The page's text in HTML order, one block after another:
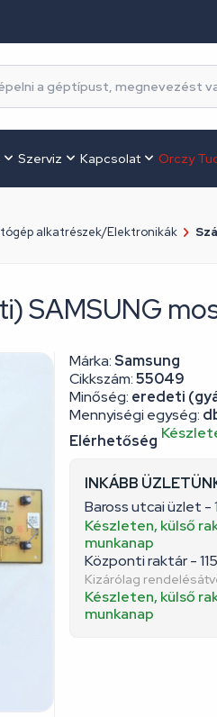
Szerviz Kapcsolat Orczy
alkatrészek/Elektronikák
SAMSUNG
Márka:Samsung
Cikkszám:55049
Minőség: eredeti
Mennyiségi egység:
Elérhetőség
INKÁBB
Baross utcai üzlet -
Készleten, külső
munkanap
Központi raktár -
Kizárólag
Készleten, külső
munkanap